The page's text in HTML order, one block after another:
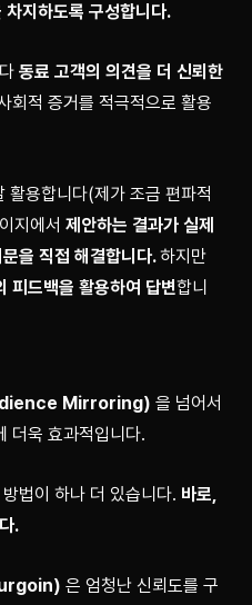
지하도록 구성합니다.
동료 고객의 의견을 더 신뢰한
회적 증거를 적극적으로 활용
용합니다(제가 조금 편파적
지에서 제안하는 결과가 실제
을 직접 해결합니다.
피드백을 활용하여 답변합니
Mirroring) 을 넘어서
더욱 효과적입니다.
법이 하나 더 있습니다. 바로,
.
은 엄청난 신뢰도를 구